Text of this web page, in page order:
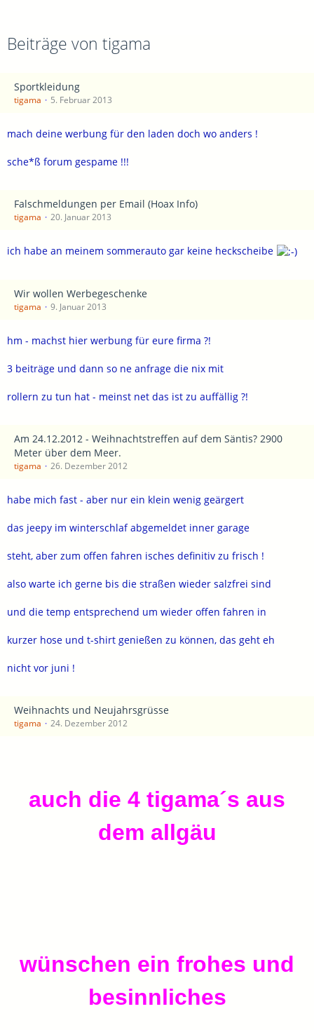
Beiträge von tigama
Sportkleidung
tigama 5. Februar 2013
mach deine werbung für den laden doch wo anders !
sche*ß forum gespame !!!
Falschmeldungen per Email (Hoax Info)
tigama 20. Januar 2013
ich habe an meinem sommerauto gar keine heckscheibe
Wir wollen Werbegeschenke
tigama 9. Januar 2013
hm - machst hier werbung für eure firma ?!
3 beiträge und dann so ne anfrage die nix mit
rollern zu tun hat - meinst net das ist zu auffällig ?!
Am 24.12.2012 - Weihnachtstreffen auf dem Säntis? 2900
Meter über dem Meer.
tigama 26. Dezember 2012
habe mich fast - aber nur ein klein wenig geärgert
das jeepy im winterschlaf abgemeldet inner garage
steht, aber zum offen fahren isches definitiv zu frisch !
also warte ich gerne bis die straßen wieder salzfrei sind
und die temp entsprechend um wieder offen fahren in
kurzer hose und t-shirt genießen zu können, das geht eh
nicht vor juni !
Weihnachts und Neujahrsgrüsse
tigama 24. Dezember 2012
auch die 4 tigama´s aus
dem allgäu
wünschen ein frohes und
besinnliches